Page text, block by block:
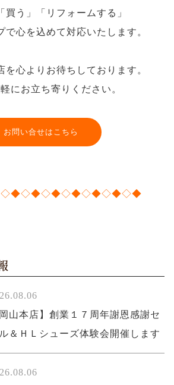
買う」「リフォームする」
で心を込めて対応いたします。
を心よりお待ちしております。
にお立ち寄りください。
お問い合せはこちら
岡山本店】創業１７周年謝恩感謝セ
＆ＨＬシューズ体験会開催します